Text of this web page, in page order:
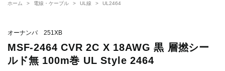
ホーム > 電線・ケーブル > UL線 > UL2464
オーナンバ 251XB
MSF-2464 CVR 2C X 18AWG 黒 層撚シー
ルド無 100m巻 UL Style 2464